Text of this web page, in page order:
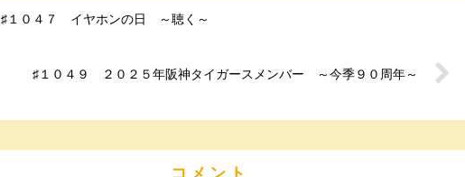
♯１０４７ イヤホンの日 ～聴く～
♯１０４９ ２０２５年阪神タイガースメンバー ～今季９０周年～
コメント